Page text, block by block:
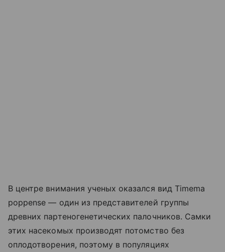
В центре внимания ученых оказался вид Timema
poppense — один из представителей группы
древних партеногенетических палочников. Самки
этих насекомых производят потомство без
оплодотворения, поэтому в популяциях